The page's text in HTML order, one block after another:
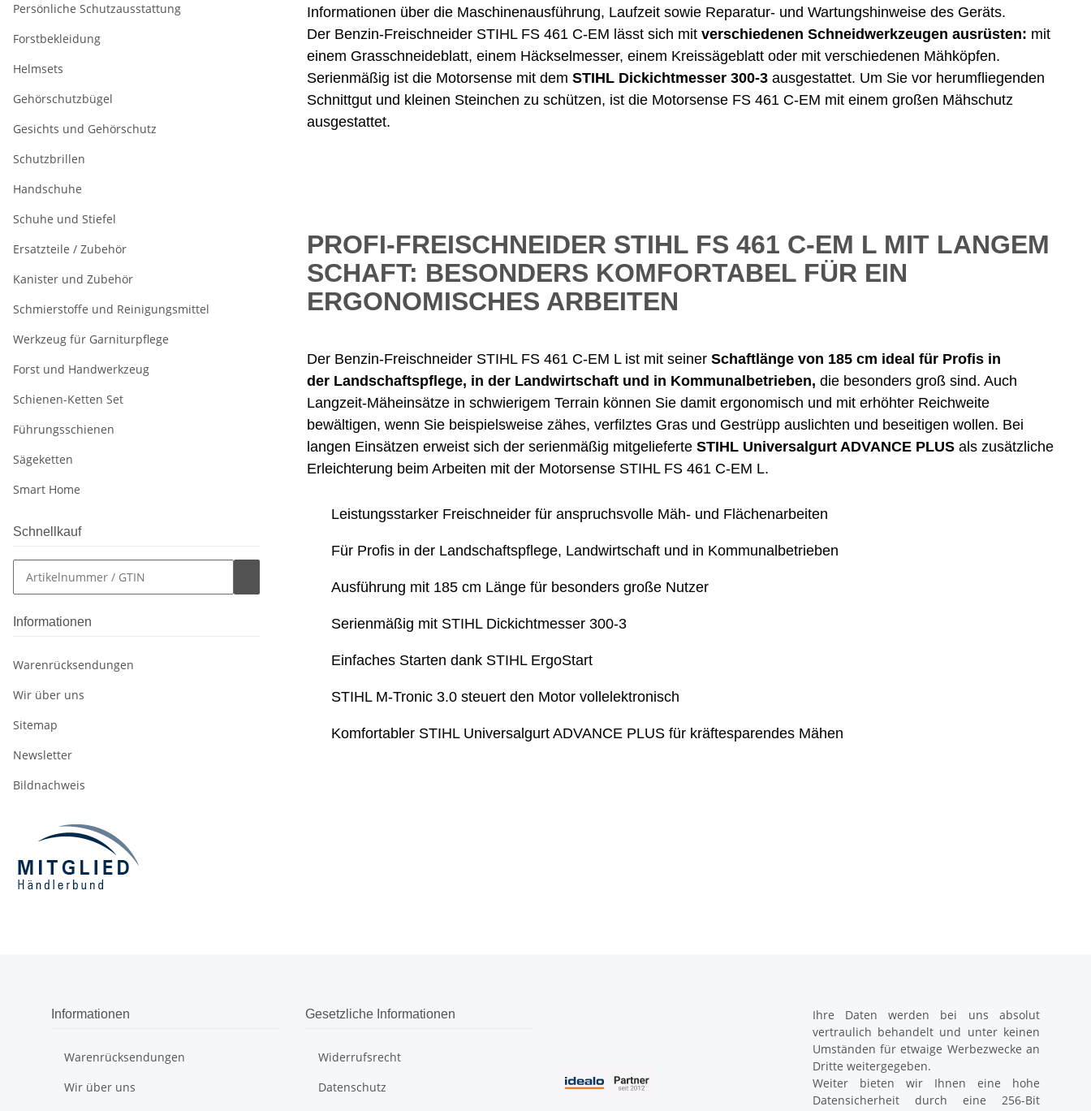
Informationen über die Maschinenausführung, Laufzeit sowie Reparatur- und Wartungshinweise des Geräts.
Der Benzin-Freischneider STIHL FS 461 C-EM lässt sich mit verschiedenen Schneidwerkzeugen ausrüsten: mit
einem Grasschneideblatt, einem Häckselmesser, einem Kreissägeblatt oder mit verschiedenen Mähköpfen.
Serienmäßig ist die Motorsense mit dem STIHL Dickichtmesser 300-3 ausgestattet. Um Sie vor herumfliegenden
Schnittgut und kleinen Steinchen zu schützen, ist die Motorsense FS 461 C-EM mit einem großen Mähschutz
ausgestattet.
PROFI-FREISCHNEIDER STIHL FS 461 C-EM L MIT LANGEM
SCHAFT: BESONDERS KOMFORTABEL FÜR EIN
ERGONOMISCHES ARBEITEN
Der Benzin-Freischneider STIHL FS 461 C-EM L ist mit seiner Schaftlänge von 185 cm ideal für Profis in
der Landschaftspflege, in der Landwirtschaft und in Kommunalbetrieben, die besonders groß sind. Auch
Langzeit-Mäheinsätze in schwierigem Terrain können Sie damit ergonomisch und mit erhöhter Reichweite
bewältigen, wenn Sie beispielsweise zähes, verfilztes Gras und Gestrüpp auslichten und beseitigen wollen. Bei
langen Einsätzen erweist sich der serienmäßig mitgelieferte STIHL Universalgurt ADVANCE PLUS als zusätzliche
Erleichterung beim Arbeiten mit der Motorsense STIHL FS 461 C-EM L.
Leistungsstarker Freischneider für anspruchsvolle Mäh- und Flächenarbeiten
Für Profis in der Landschaftspflege, Landwirtschaft und in Kommunalbetrieben
Ausführung mit 185 cm Länge für besonders große Nutzer
Serienmäßig mit STIHL Dickichtmesser 300-3
Einfaches Starten dank STIHL ErgoStart
STIHL M-Tronic 3.0 steuert den Motor vollelektronisch
Komfortabler STIHL Universalgurt ADVANCE PLUS für kräftesparendes Mähen
Persönliche Schutzausstattung
Forstbekleidung
Helmsets
Gehörschutzbügel
Gesichts und Gehörschutz
Schutzbrillen
Handschuhe
Schuhe und Stiefel
Ersatzteile / Zubehör
Kanister und Zubehör
Schmierstoffe und Reinigungsmittel
Werkzeug für Garniturpflege
Forst und Handwerkzeug
Schienen-Ketten Set
Führungsschienen
Sägeketten
Smart Home
Schnellkauf
Informationen
Warenrücksendungen
Wir über uns
Sitemap
Newsletter
Bildnachweis
Informationen
Warenrücksendungen
Wir über uns
Gesetzliche Informationen
Widerrufsrecht
Datenschutz
Ihre Daten werden bei uns absolut
vertraulich behandelt und unter keinen
Umständen für etwaige Werbezwecke an
Dritte weitergegeben.
Weiter bieten wir Ihnen eine hohe
Datensicherheit durch eine 256-Bit